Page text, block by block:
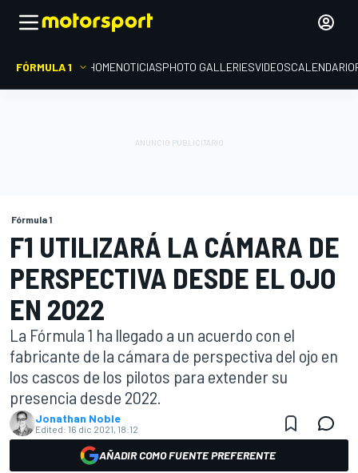
FÓRMULA 1 HOMENOTICIASPHOTO GALLERIESVIDEOSCALENDARIO
Fórmula 1
F1 UTILIZARÁ LA CÁMARA DE
PERSPECTIVA DESDE EL OJO
EN 2022
La Fórmula 1 ha llegado a un acuerdo con el
fabricante de la cámara de perspectiva del ojo en
los cascos de los pilotos para extender su
presencia desde 2022.
Jonathan Noble
Edited: 16 dic 2021, 18:12
AÑADIR COMO FUENTE PREFERENTE